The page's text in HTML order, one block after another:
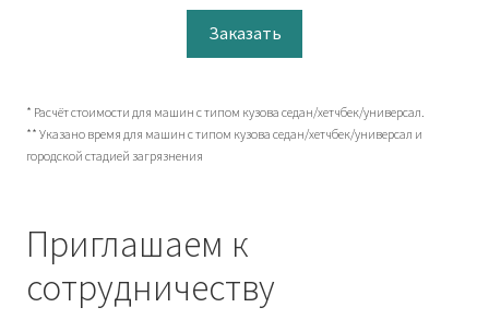
Заказать
* Расчёт стоимости для машин с типом кузова седан/хетчбек/универсал.
** Указано время для машин с типом кузова седан/хетчбек/универсал и
городской стадией загрязнения
Приглашаем к
сотрудничеству